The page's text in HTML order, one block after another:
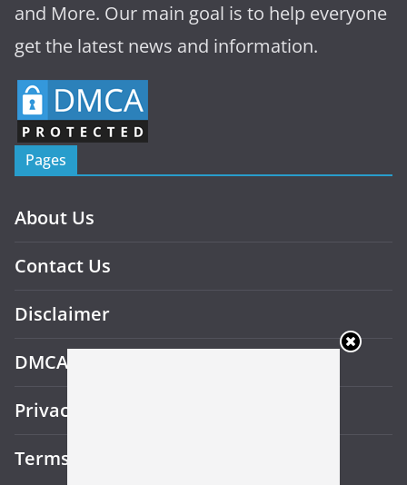
and More. Our main goal is to help everyone
get the latest news and information.
Pages
About Us
Contact Us
Disclaimer
DMCA
Privacy Policy
Terms and Conditions